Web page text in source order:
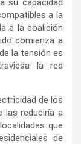
su capacidad
a la
a la coalición
comienza a
la tensión es
la red
de los
las reduciría a
que
de